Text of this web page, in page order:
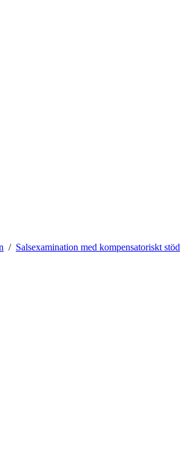
Salsexamination med kompensatoriskt stöd